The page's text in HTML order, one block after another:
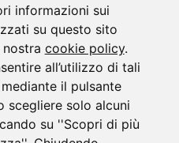
informazioni sui
su questo sito
cookie policy.
all’utilizzo di tali
il pulsante
scegliere solo alcuni
su ''Scopri di più